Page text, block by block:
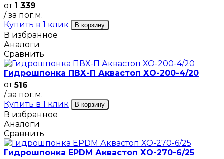
от 1 339
/ за пог.м.
Купить в 1 клик
В корзину
В избранное
Аналоги
Сравнить
Гидрошпонка ПВХ-П Аквастоп ХО-200-4/20
от516
/ за пог.м.
Купить в 1 клик
В корзину
В избранное
Аналоги
Сравнить
Гидрошпонка EPDM Аквастоп ХО-270-6/25